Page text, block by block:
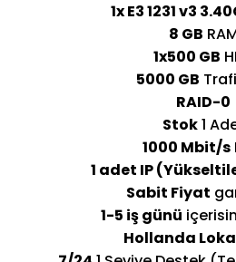
1x E3 1231 v3
8 GB
1x500 GB
5000 GB
RAID-0
Stok1
1000 Mbit/s
1 adet IP
Sabit Fiyat
1-5 iş günü
Hollanda